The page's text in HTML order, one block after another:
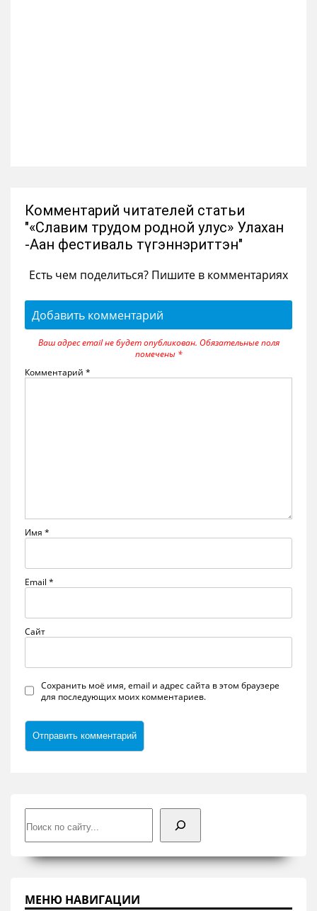
Комментарий читателей статьи
"«Славим трудом родной улус» Улахан
-Аан фестиваль түгэннэриттэн"
Есть чем поделиться? Пишите в комментариях
Добавить комментарий
Ваш адрес email не будет опубликован. Обязательные поля
помечены *
Комментарий *
Имя *
Email *
Сайт
Сохранить моё имя, email и адрес сайта в этом браузере
для последующих моих комментариев.
МЕНЮ НАВИГАЦИИ